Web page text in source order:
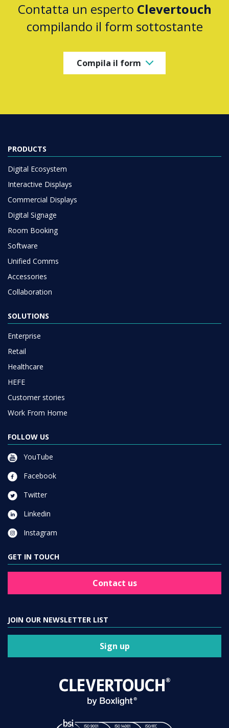
Contatta un esperto Clevertouch
compilando il form sottostante
Compila il form
PRODUCTS
Digital Ecosystem
Interactive Displays
Commercial Displays
Digital Signage
Room Booking
Software
Unified Comms
Accessories
Collaboration
SOLUTIONS
Enterprise
Retail
Healthcare
HEFE
Customer stories
Work From Home
FOLLOW US
YouTube
Facebook
Twitter
Linkedin
Instagram
GET IN TOUCH
Contact us
JOIN OUR NEWSLETTER LIST
Sign up